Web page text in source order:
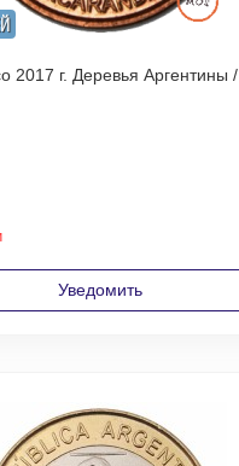
2017 г. Деревья Аргентины /
Уведомить